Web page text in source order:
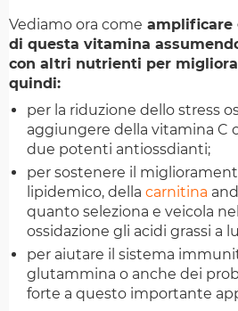
Vediamo ora come amplificare
di questa vitamina
con altri nutrienti per
quindi:
per la riduzione dello stress
aggiungere della vitamina C
due potenti antiossdianti;
per sostenere il
lipidemico, della carnitina
quanto seleziona e veicola
ossidazione gli acidi grassi a
per aiutare il sistema
glutammina o anche dei
forte a questo importante